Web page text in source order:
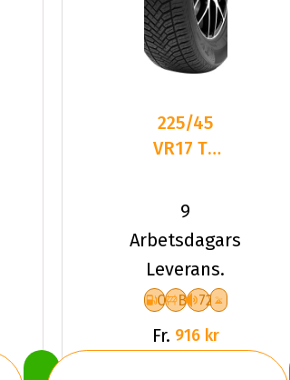
225/45
VR17 TL
ALLSEASON
6 XL
9
Arbetsdagars
Leverans.
C B 72
Fr. 916 kr